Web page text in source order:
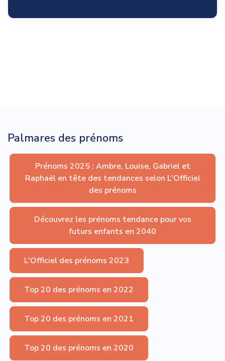
Palmares des prénoms
Prénoms 2025 : Ambre, Louise, Gabriel et
Raphaël en tête des tendances selon L'Officiel
des prénoms
Découvrez les prénoms tendance pour vos
futurs enfants en 2040
L'Officiel des prénoms 2023
Top 20 des prénoms en 2022
Top 20 des prénoms en 2021
Top 20 des prénoms en 2020